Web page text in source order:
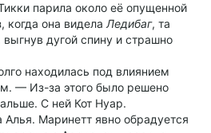
парила около её опущенной
когда она видела Ледибаг, та
выгнув дугой спину и страшно
находилась под влиянием
— Из-за этого было решено
С ней Кот Нуар.
Маринетт явно обрадуется